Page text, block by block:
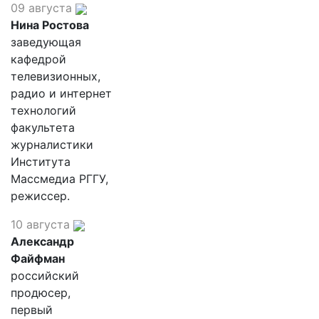
09 августа
Нина Ростова
заведующая
кафедрой
телевизионных,
радио и интернет
технологий
факультета
журналистики
Института
Массмедиа РГГУ,
режиссер.
10 августа
Александр
Файфман
российский
продюсер,
первый